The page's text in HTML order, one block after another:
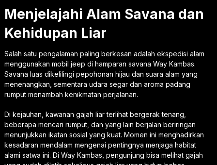
Menjelajahi Alam Savana dan
Kehidupan Liar
Salah satu pengalaman paling berkesan adalah ekspedisi alam
menggunakan mobil jeep di hamparan savana Way Kambas.
Savana luas dikelilingi pepohonan hijau dan suara alam yang
menenangkan, sementara udara segar dan aroma padang
rumput menambah kenikmatan perjalanan.
Di kejauhan, kawanan gajah liar terlihat bergerak tenang,
beberapa mencari rumput, dan yang lain berjalan beriringan
menunjukkan ikatan sosial yang kuat. Momen ini menghadirkan
kesadaran mendalam mengenai pentingnya menjaga habitat
alami satwa ini. Di Way Kambas, pengunjung bisa melihat gajah